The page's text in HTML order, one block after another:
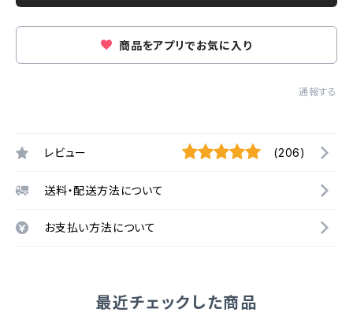
商品をアプリでお気に入り
通報する
レビュー (206)
送料・配送方法について
お支払い方法について
最近チェックした商品